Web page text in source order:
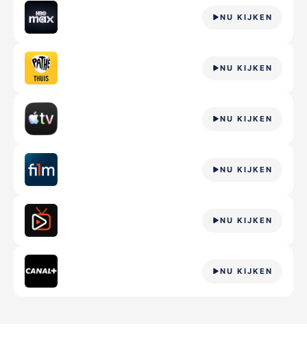
NU KIJKEN
NU KIJKEN
NU KIJKEN
NU KIJKEN
NU KIJKEN
NU KIJKEN